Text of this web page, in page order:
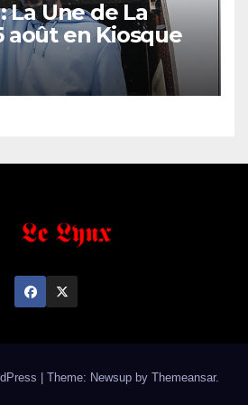
La Une de La
août en Kiosque
Theme: Newsup by Themeansar.